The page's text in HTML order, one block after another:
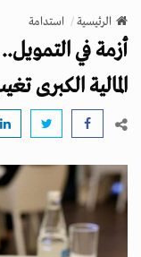
v
g
a
t
n
الرئيسية استدامة
أزمة في
المالية الكبرى